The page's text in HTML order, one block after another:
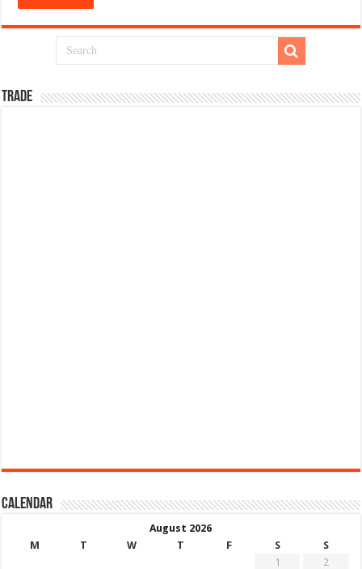
TRADE
Calendar
August 2026
M
T W T F S
S
1
2